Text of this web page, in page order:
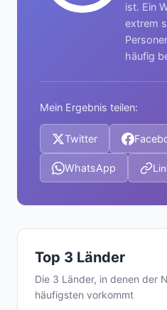
ist. Ein
extrem
häufig
Mein Ergebnis teilen:
Twitter
WhatsApp
Top 3 Länder
Die 3 Länder, in denen der
häufigsten vorkommt